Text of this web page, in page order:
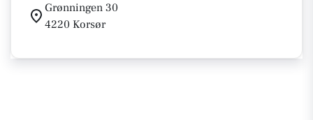
Grønningen 30
4220 Korsør